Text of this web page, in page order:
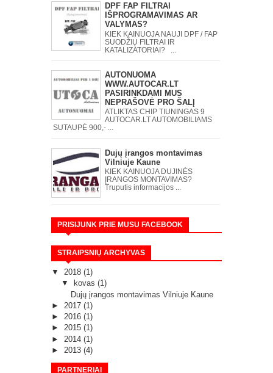
DPF FAP FILTRAI
IŠPROGRAMAVIMAS AR
VALYMAS?
KIEK KAINUOJA NAUJI DPF / FAP
SUODŽIŲ FILTRAI IR
KATALIZATORIAI? ...
AUTONUOMA
WWW.AUTOCAR.LT
PASIRINKDAMI MUS
NEPRAŠOVĖ PRO ŠALĮ
ATLIKTAS CHIP TIUNINGAS 9
AUTOCAR.LT AUTOMOBILIAMS
SUTAUPĖ 900,- ...
Dujų įrangos montavimas
Vilniuje Kaune
KIEK KAINUOJA DUJINĖS
ĮRANGOS MONTAVIMAS?
Truputis informacijos ...
PRISIJUNK PRIE MUSU FACEBOOK
STRAIPSNIŲ ARCHYVAS
▼ 2018 (1)
▼
kovas (1)
Dujų įrangos montavimas Vilniuje Kaune
►
2017 (1)
►
2016 (1)
►
2015 (1)
►
2014 (1)
►
2013 (4)
PARTNERIAI